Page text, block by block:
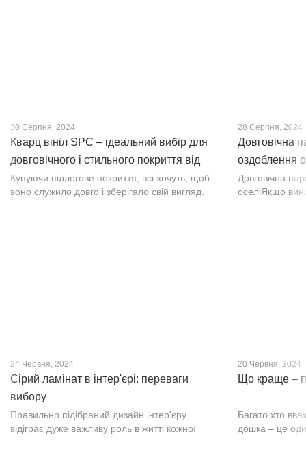
30 Серпня, 2024
Кварц вініл SPC – ідеальний вибір для
довговічного і стильного покриття від
PROFLOOR
Купуючи підлогове покриття, всі хочуть, щоб
воно служило довго і зберігало свій вигляд.
28 Серпня, 2024
Довговічна
оздоблення
Довговічна
оселіЯкщо
24 Червня, 2024
Сірий ламінат в інтер'єрі: переваги
вибору
Правильно підібраний дизайн інтер'єру
відіграє дуже важливу роль в житті кожної
20 Червня, 2024
Що краще –
Багато хто
дошка – це